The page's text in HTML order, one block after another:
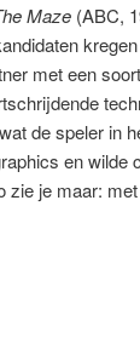
Maze (ABC,
met een
de speler in
en wilde
je maar: